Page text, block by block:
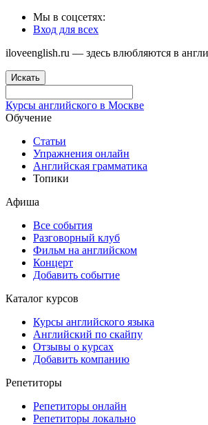
Мы в соцсетях:
Вход для всех
iloveenglish.ru — здесь влюбляются в
Искать
Курсы английского в Москве
Обучение
Статьи
Упражнения онлайн
Английская грамматика
Топики
Афиша
Все события
Разговорный клуб
Фильм на английском
Концерт
Добавить событие
Каталог курсов
Курсы английского языка
Английский по скайпу
Отзывы о курсах
Добавить компанию
Репетиторы
Репетиторы онлайн
Репетиторы локально